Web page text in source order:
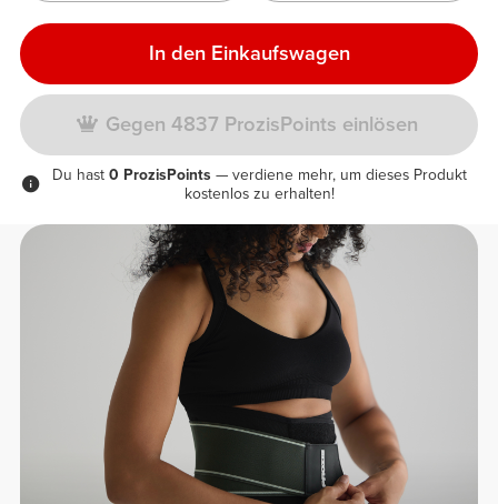
In den Einkaufswagen
Gegen 4837 ProzisPoints einlösen
Du hast 0 ProzisPoints — verdiene mehr, um dieses Produkt
kostenlos zu erhalten!